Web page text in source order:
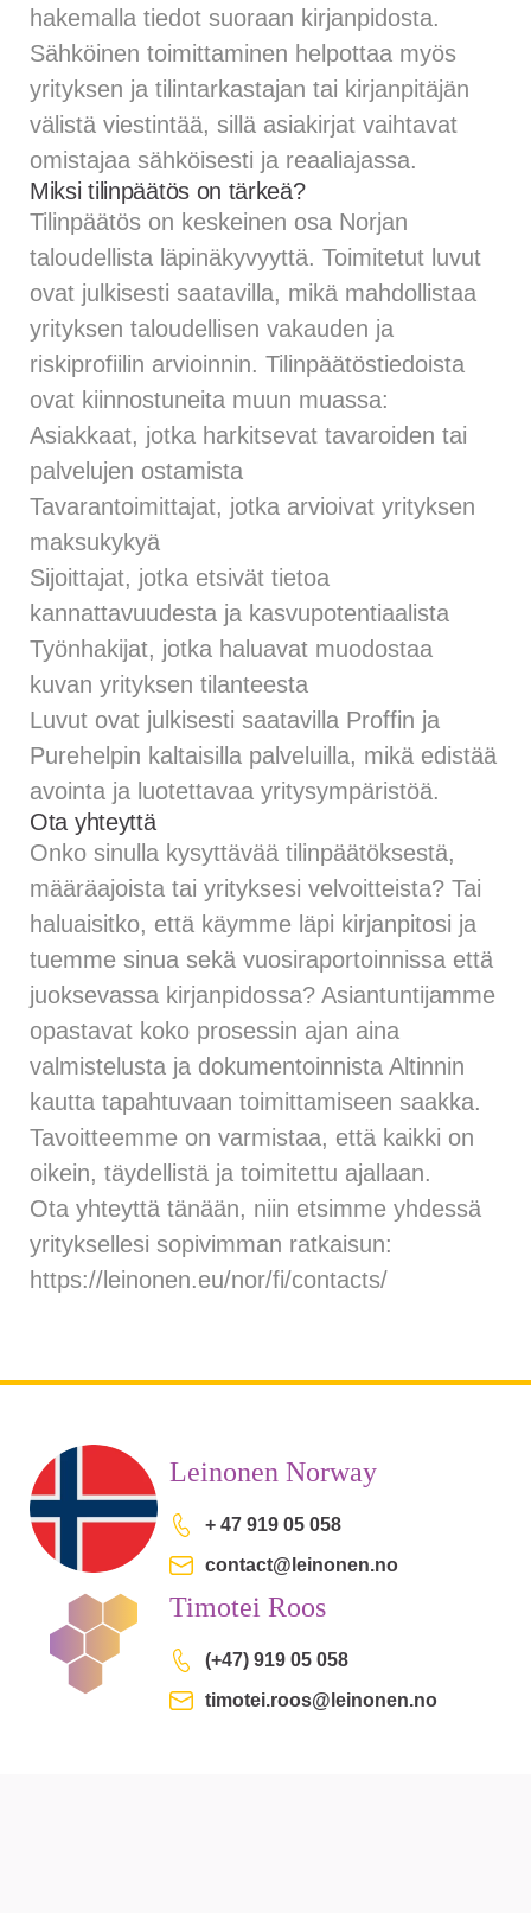
hakemalla tiedot suoraan kirjanpidosta.
Sähköinen toimittaminen helpottaa myös
yrityksen ja tilintarkastajan tai kirjanpitäjän
välistä viestintää, sillä asiakirjat vaihtavat
omistajaa sähköisesti ja reaaliajassa.
Miksi tilinpäätös on tärkeä?
Tilinpäätös on keskeinen osa Norjan
taloudellista läpinäkyvyyttä. Toimitetut luvut
ovat julkisesti saatavilla, mikä mahdollistaa
yrityksen taloudellisen vakauden ja
riskiprofiilin arvioinnin. Tilinpäätöstiedoista
ovat kiinnostuneita muun muassa:
Asiakkaat, jotka harkitsevat tavaroiden tai
palvelujen ostamista
Tavarantoimittajat, jotka arvioivat yrityksen
maksukykyä
Sijoittajat, jotka etsivät tietoa
kannattavuudesta ja kasvupotentiaalista
Työnhakijat, jotka haluavat muodostaa
kuvan yrityksen tilanteesta
Luvut ovat julkisesti saatavilla Proffin ja
Purehelpin kaltaisilla palveluilla, mikä edistää
avointa ja luotettavaa yritysympäristöä.
Ota yhteyttä
Onko sinulla kysyttävää tilinpäätöksestä,
määräajoista tai yrityksesi velvoitteista? Tai
haluaisitko, että käymme läpi kirjanpitosi ja
tuemme sinua sekä vuosiraportoinnissa että
juoksevassa kirjanpidossa? Asiantuntijamme
opastavat koko prosessin ajan aina
valmistelusta ja dokumentoinnista Altinnin
kautta tapahtuvaan toimittamiseen saakka.
Tavoitteemme on varmistaa, että kaikki on
oikein, täydellistä ja toimitettu ajallaan.
Ota yhteyttä tänään, niin etsimme yhdessä
yrityksellesi sopivimman ratkaisun:
https://leinonen.eu/nor/fi/contacts/
Leinonen Norway
+ 47 919 05 058
contact@leinonen.no
Timotei Roos
(+47) 919 05 058
timotei.roos@leinonen.no